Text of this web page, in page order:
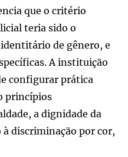
que o critério
teria sido o
de gênero, e
A instituição
configurar prática
princípios
a dignidade da
à discriminação por cor,